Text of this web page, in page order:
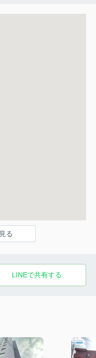
る
LINEで共有する